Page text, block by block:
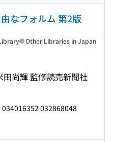
なフォルム 第2版
田尚輝 監修読売新聞社
Other Libraries in Japan
032868048